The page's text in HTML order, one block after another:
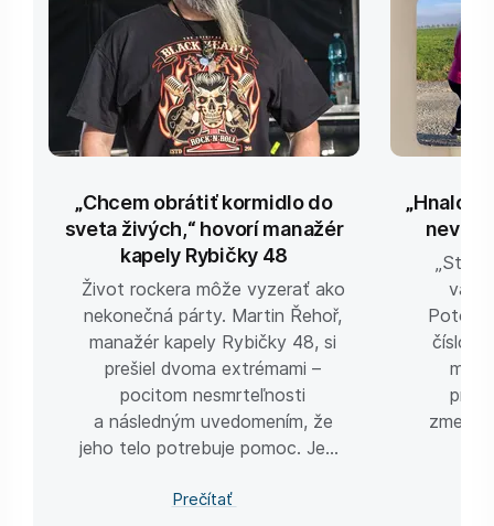
„Chcem obrátiť kormidlo do
sveta živých,“ hovorí manažér
kapely Rybičky 48
Život rockera môže vyzerať ako
nekonečná párty. Martin Řehoř,
manažér kapely Rybičky 48, si
prešiel dvoma extrémami –
pocitom nesmrteľnosti
a následným uvedomením, že
jeho telo potrebuje pomoc. Jeho
vrátiť telu rovnováhu.
Prečítať
„Hnalo
Potom
číslo.
zmeniť